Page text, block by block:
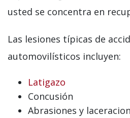
usted se concentra en
Las lesiones típicas de
automovilísticos incluyen:
Latigazo
Concusión
Abrasiones y